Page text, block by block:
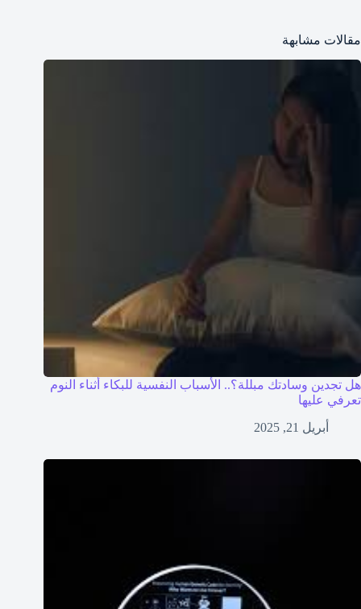
مقالات مشابهة
هل تجدين وسادتك مبللة؟.. الأسباب النفسية للبكاء أثناء النوم
تعرفي عليها
أبريل 21, 2025